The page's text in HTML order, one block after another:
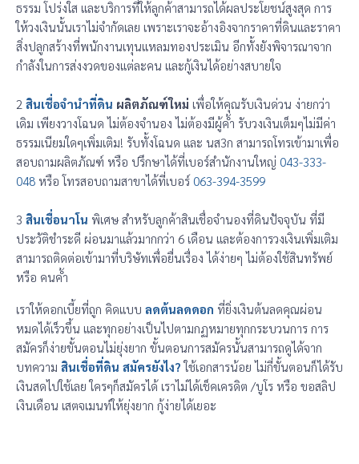
ธรรม โปร่งใส และบริการที่ให้ลูกค้าสามารถได้ผลประโยชน์สูงสุด การ
ให้วงเงินนั้นเราไม่จำกัดเลย เพราะเราจะอ้างอิงจากราคาที่ดินและราคา
สิ่งปลูกสร้างที่พนักงานเทุนแหลมทองประเมิน อีกทั้งยังพิจารณาจาก
กำลังในการส่งงวดของแต่ละคน และกู้เงินได้อย่างสบายใจ
2 สินเชื่อจำนำที่ดิน ผลิตภัณฑ์ใหม่ เพื่อให้คุณรับเงินด่วน ง่ายกว่า
เดิม เพียงวางโฉนด ไม่ต้องจำนอง ไม่ต้องมีผู้ค้ำ รับวงเงินเต็มๆไม่มีค่า
ธรรมเนียมใดๆเพิ่มเติม! รับทั้งโฉนด และ นส3ก สามารถโทรเข้ามาเพื่อ
สอบถามผลิตภัณฑ์ หรือ ปรึกษาได้ที่เบอร์สำนักงานใหญ่ 043-333-
048 หรือ โทรสอบถามสาขาได้ที่เบอร์ 063-394-3599
3 สินเชื่อนาโน พิเศษ สำหรับลูกค้าสินเชื่อจำนองที่ดินปัจจุบัน ที่มี
ประวัติชำระดี ผ่อนมาแล้วมากกว่า 6 เดือน และต้องการวงเงินเพิ่มเติม
สามารถติดต่อเข้ามาที่บริษัทเพื่อยื่นเรื่อง ได้ง่ายๆ ไม่ต้องใช้สินทรัพย์
หรือ คนค้ำ
เราให้ดอกเบี้ยที่ถูก คิดแบบ ลดต้นลดดอก ที่ยิ่งเงินต้นลดคุณผ่อน
หมดได้เร็วขึ้น และทุกอย่างเป็นไปตามกฏหมายทุกกระบวนการ การ
สมัครก็ง่ายขั้นตอนไม่ยุ่งยาก ขั้นตอนการสมัครนั้นสามารถดูได้จาก
บทความ สินเชื่อที่ดิน สมัครยังไง? ใช้เอกสารน้อย ไม่กี่ขั้นตอนก็ได้รับ
เงินสดไปใช้เลย ใครๆก็สมัครได้ เราไม่ได้เช็คเครดิต /บูโร หรือ ขอสลิป
เงินเดือน เสตจเมนท์ให้ยุ่งยาก กู้ง่ายได้เยอะ